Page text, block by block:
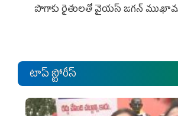
పొగాకు రైతుల‌తో వైయ‌స్ జ‌గ‌న్
టాప్ స్టోరీస్